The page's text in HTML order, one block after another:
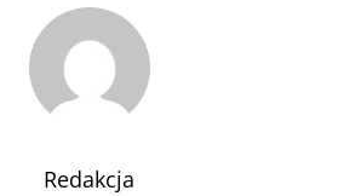
Redakcja